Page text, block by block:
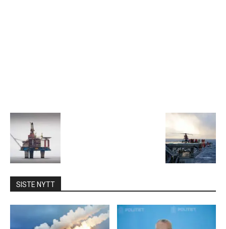
SISTE NYTT